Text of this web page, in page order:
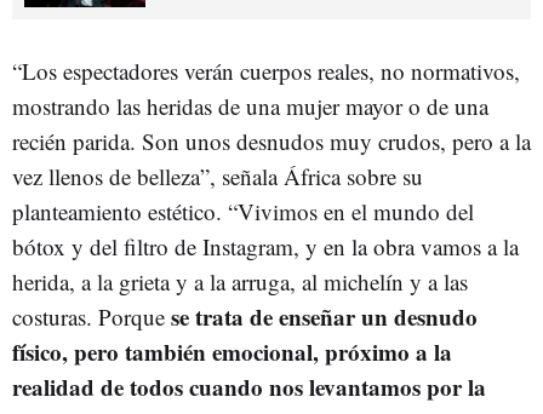
“Los espectadores verán cuerpos reales, no normativos,
mostrando las heridas de una mujer mayor o de una
recién parida. Son unos desnudos muy crudos, pero a la
vez llenos de belleza”, señala África sobre su
planteamiento estético. “Vivimos en el mundo del
bótox y del filtro de Instagram, y en la obra vamos a la
herida, a la grieta y a la arruga, al michelín y a las
costuras. Porque se trata de enseñar un desnudo
físico, pero también emocional, próximo a la
realidad de todos cuando nos levantamos por la